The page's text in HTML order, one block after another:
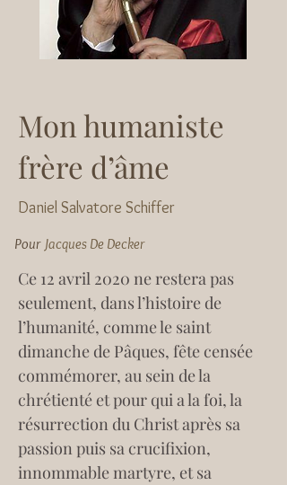
Mon humaniste
frère d’âme
Daniel Salvatore Schiffer
Pour Jacques De Decker
Ce 12 avril 2020 ne restera pas
seulement, dans l’histoire de
l’humanité, comme le saint
dimanche de Pâques, fête censée
commémorer, au sein de la
chrétienté et pour qui a la foi, la
résurrection du Christ après sa
passion puis sa crucifixion,
innommable martyre, et sa